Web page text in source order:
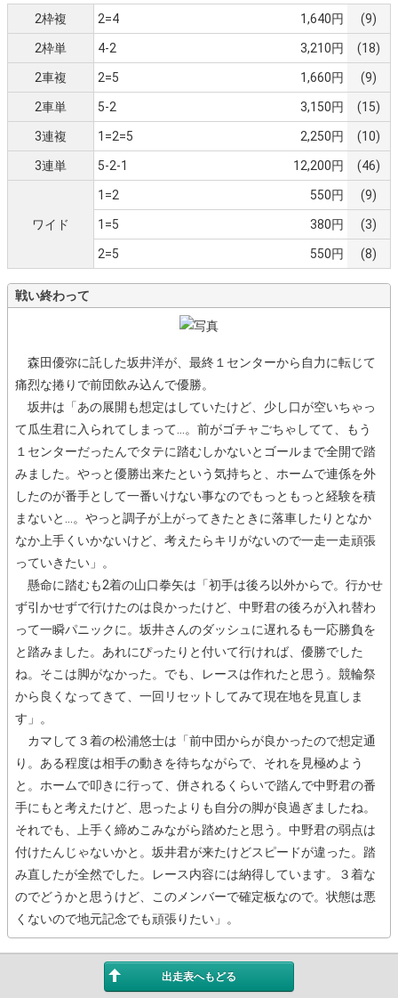
2枠複 2=4 1,640円 (9)
2枠単 4-2 3,210円 (18)
2車複 2=5 1,660円 (9)
2車単 5-2 3,150円 (15)
3連複 1=2=5 2,250円 (10)
3連単 5-2-1 12,200円 (46)
ワイド
1=2 550円 (9)
1=5 380円 (3)
2=5 550円 (8)
戦い終わって
森田優弥に託した坂井洋が、最終１センターから自力に転じて
痛烈な捲りで前団飲み込んで優勝。
坂井は「あの展開も想定はしていたけど、少し口が空いちゃっ
て瓜生君に入られてしまって…。前がゴチャごちゃしてて、もう
１センターだったんでタテに踏むしかないとゴールまで全開で踏
みました。やっと優勝出来たという気持ちと、ホームで連係を外
したのが番手として一番いけない事なのでもっともっと経験を積
まないと…。やっと調子が上がってきたときに落車したりとなか
なか上手くいかないけど、考えたらキリがないので一走一走頑張
っていきたい」。
懸命に踏むも2着の山口拳矢は「初手は後ろ以外からで。行かせ
ず引かせずで行けたのは良かったけど、中野君の後ろが入れ替わ
って一瞬パニックに。坂井さんのダッシュに遅れるも一応勝負を
と踏みました。あれにぴったりと付いて行ければ、優勝でした
ね。そこは脚がなかった。でも、レースは作れたと思う。競輪祭
から良くなってきて、一回リセットしてみて現在地を見直しま
す」。
カマして３着の松浦悠士は「前中団からが良かったので想定通
り。ある程度は相手の動きを待ちながらで、それを見極めよう
と。ホームで叩きに行って、併されるくらいで踏んで中野君の番
手にもと考えたけど、思ったよりも自分の脚が良過ぎましたね。
それでも、上手く締めこみながら踏めたと思う。中野君の弱点は
付けたんじゃないかと。坂井君が来たけどスピードが違った。踏
み直したが全然でした。レース内容には納得しています。３着な
のでどうかと思うけど、このメンバーで確定板なので。状態は悪
くないので地元記念でも頑張りたい」。
出走表へもどる